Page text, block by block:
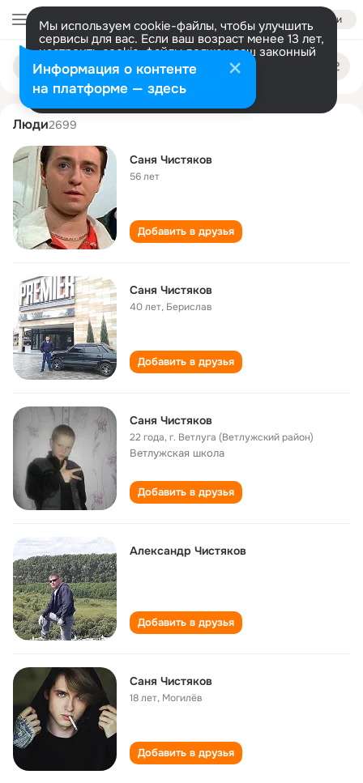
Войти
Мы используем cookie-файлы, чтобы улучшить
сервисы для вас. Если ваш возраст менее 13 лет,
настроить cookie-файлы должен ваш законный
представитель. Больше информации
Разрешить все Настроить
Поиск
людям
sanya chistyakov
Люди2699
Саня Чистяков
56 лет
Добавить в друзья
Саня Чистяков
40 лет, Берислав
Добавить в друзья
Саня Чистяков
22 года,г. Ветлуга (Ветлужский район)
Ветлужская школа
Добавить в друзья
Александр Чистяков
Добавить в друзья
Саня Чистяков
18 лет, Могилёв
Добавить в друзья
Информация о контенте
на платформе — здесь